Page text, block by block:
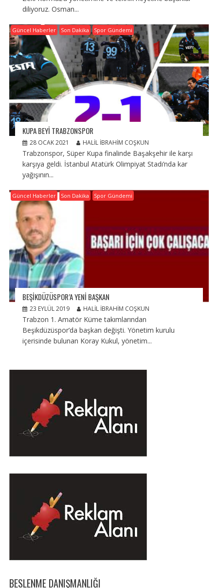
diliyoruz. Osman...
Güncel Haberler Son Dakika Spor Gündemi
KUPA BEYI TRABZONSPOR
28 OCAK 2021 HALIL İBRAHIM COŞKUN
Trabzonspor, Süper Kupa finalinde Başakşehir ile karşı
karşıya geldi. İstanbul Atatürk Olimpiyat Stadı’nda kar
yağışının...
Güncel Haberler Son Dakika Spor Gündemi
BEŞIKDÜZÜSPOR’A YENI BAŞKAN
23 EYLÜL 2019 HALIL İBRAHIM COŞKUN
Trabzon 1. Amatör Küme takımlarından
Beşikdüzüspor’da başkan değişti. Yönetim kurulu
içerisinde bulunan Koray Kukul, yönetim...
BESLENME DANIŞMANLIĞI